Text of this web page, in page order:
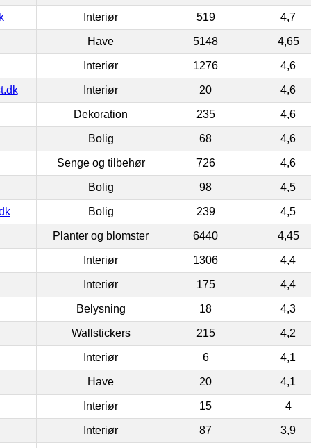
Interiør 519 4,7
Have 5148 4,65
Interiør 1276 4,6
Interiør 20 4,6
Dekoration 235 4,6
Bolig 68 4,6
Senge og tilbehør 726 4,6
Bolig 98 4,5
Bolig 239 4,5
Planter og blomster 6440 4,45
Interiør 1306 4,4
Interiør 175 4,4
Belysning 18 4,3
Wallstickers 215 4,2
Interiør 6 4,1
Have 20 4,1
Interiør 15 4
Interiør 87 3,9